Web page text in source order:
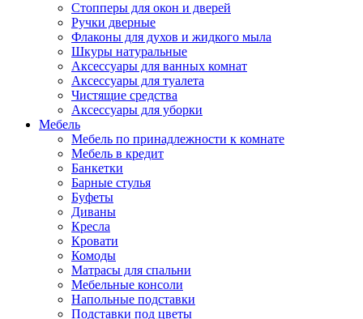
Стопперы для окон и дверей
Ручки дверные
Флаконы для духов и жидкого мыла
Шкуры натуральные
Аксессуары для ванных комнат
Аксессуары для туалета
Чистящие средства
Аксессуары для уборки
Мебель
Мебель по принадлежности к комнате
Мебель в кредит
Банкетки
Барные стулья
Буфеты
Диваны
Кресла
Кровати
Комоды
Матрасы для спальни
Мебельные консоли
Напольные подставки
Подставки под цветы